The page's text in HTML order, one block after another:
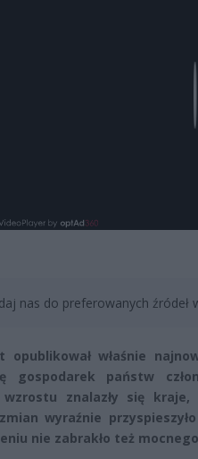
nas do preferowanych źródeł
opublikował właśnie
gospodarek państw
wzrostu znalazły się
wyraźnie
nie zabrakło też